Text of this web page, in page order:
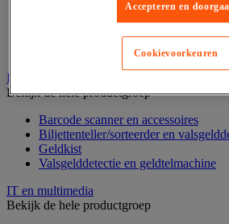
Mobiel folderrek
Tafel folderstandaard
Inname en beheer van geld
Bekijk de hele productgroep
Barcode scanner en accessoires
Biljettenteller/sorteerder en
Geldkist
Valsgelddetectie en geldtelmachine
IT en multimedia
Bekijk de hele productgroep
Accepteren en
Cookievoorkeuren